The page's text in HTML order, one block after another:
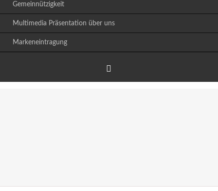
Gemeinnützigkeit
Multimedia Präsentation über uns
Markeneintragung